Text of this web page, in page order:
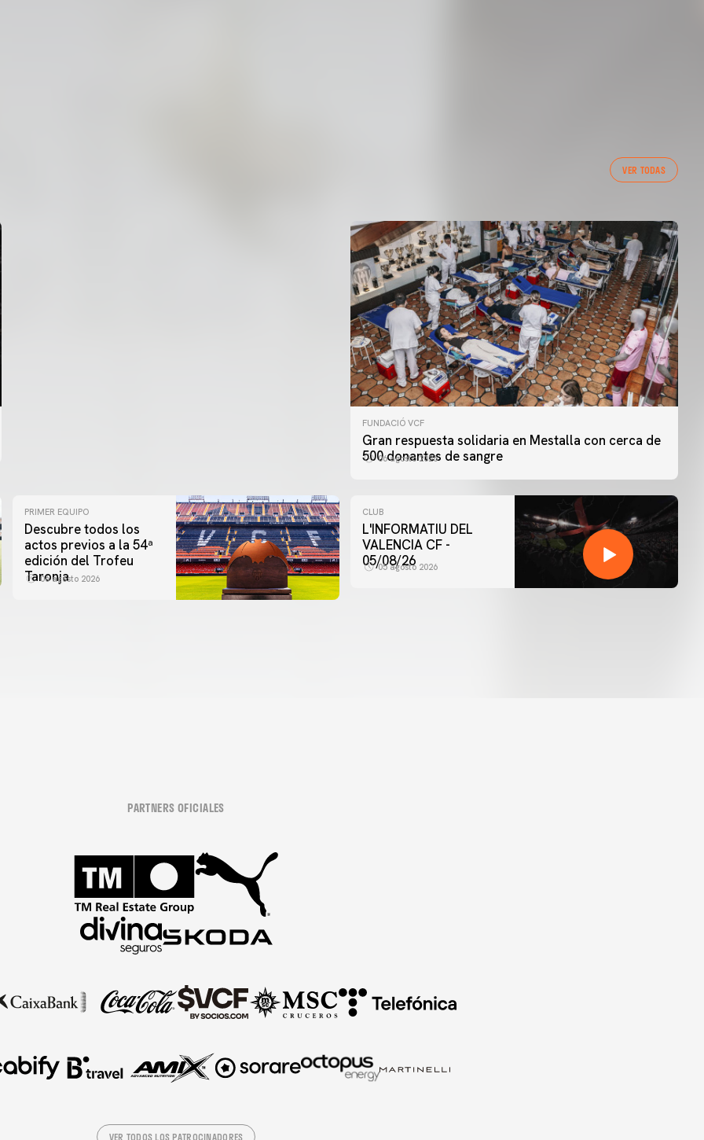
VER TODAS
FUNDACIÓ VCF
Gran respuesta solidaria en Mestalla con cerca de
500 donantes de sangre
06 agosto 2026
PRIMER EQUIPO
Descubre todos los
actos previos a la 54ª
edición del Trofeu
Taronja
06 agosto 2026
CLUB
L'INFORMATIU DEL
VALENCIA CF -
05/08/26
05 agosto 2026
PARTNERS OFICIALES
VER TODOS LOS PATROCINADORES